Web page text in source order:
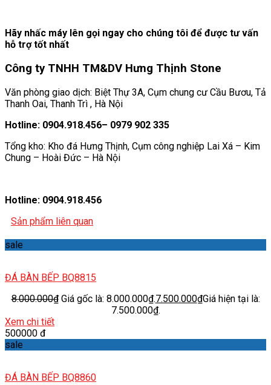
Hãy nhấc máy lên gọi ngay cho chúng tôi để được tư vấn
hỗ trợ tốt nhất
Công ty TNHH TM&DV Hưng Thịnh Stone
Văn phòng giao dịch: Biệt Thự 3A, Cụm chung cư Cầu Bươu, Tả
Thanh Oai, Thanh Trì , Hà Nội
Hotline: 0904.918.456– 0979 902 335
Tổng kho: Kho đá Hưng Thịnh, Cụm công nghiệp Lai Xá – Kim
Chung – Hoài Đức – Hà Nội
Hotline: 0904.918.456
Sản phẩm liên quan
sale
ĐÁ BÀN BẾP BQ8815
8.000.000₫ Giá gốc là: 8.000.000₫.7.500.000₫Giá hiện tại là:
7.500.000₫.
Xem chi tiết
500000 đ
sale
ĐÁ BÀN BẾP BQ8860